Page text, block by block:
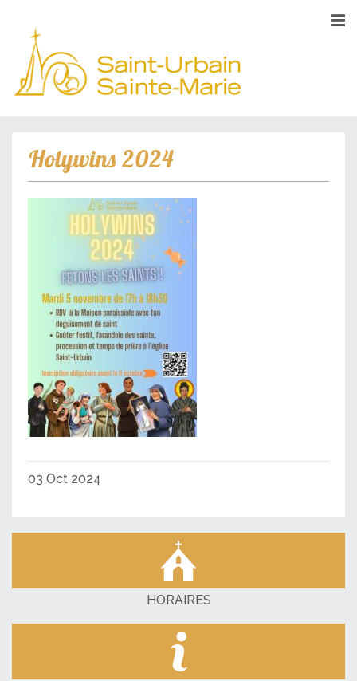
Holywins 2024
03 Oct 2024
HORAIRES